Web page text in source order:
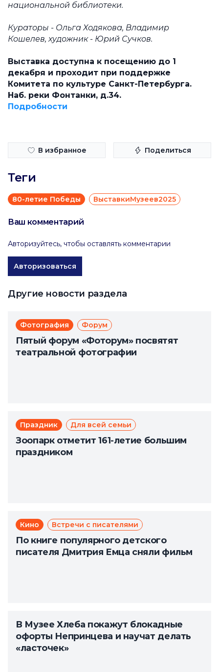
национальной библиотеки.
Кураторы - Ольга Ходякова, Владимир
Кошелев, художник - Юрий Сучков.
Выставка доступна к посещению до 1
декабря и проходит при поддержке
Комитета по культуре Санкт-Петербурга.
Наб. реки Фонтанки, д.34.
Подробности
В избранное Поделиться
Теги
80-летие Победы ВыставкиМузеев2025
Ваш комментарий
Авторизуйтесь, чтобы оставлять комментарии
Авторизоваться
Другие новости раздела
Фотография Форум
Пятый форум «Фоторум» посвятят
театральной фотографии
Праздник Для всей семьи
Зоопарк отметит 161-летие большим
праздником
Кино Встречи с писателями
По книге популярного детского
писателя Дмитрия Емца сняли фильм
В Музее Хлеба покажут блокадные
офорты Непринцева и научат делать
«ласточек»